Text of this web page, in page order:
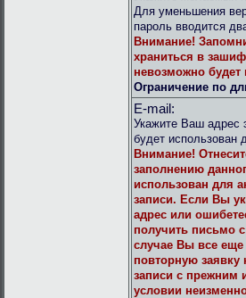
Для уменьшения
пароль вводится
Внимание!
храниться в
невозможно будет
Ограничение по
E-mail:
Укажите Ваш адрес
будет использован
Внимание!
заполнению
использован для
записи. Если Вы
адрес или
получить письмо
случае Вы все еще
повторную заявку
записи с прежним
условии